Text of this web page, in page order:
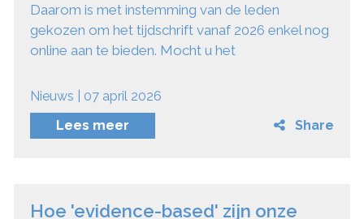
Daarom is met instemming van de leden
gekozen om het tijdschrift vanaf 2026 enkel nog
online aan te bieden. Mocht u het
Nieuws | 07 april 2026
Lees meer
Share
Hoe 'evidence-based' zijn onze